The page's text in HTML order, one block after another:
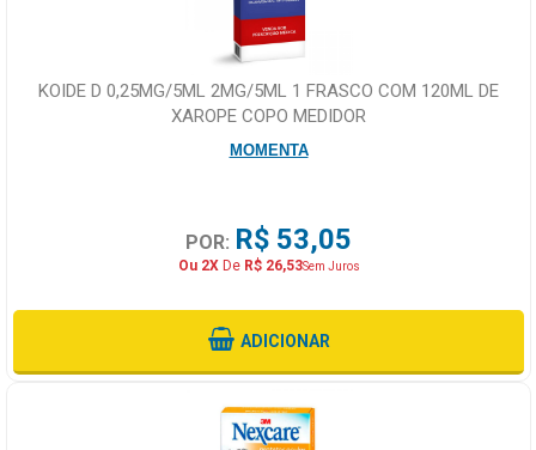
KOIDE D 0,25MG/5ML 2MG/5ML 1 FRASCO COM 120ML DE
XAROPE COPO MEDIDOR
MOMENTA
POR: R$ 53,05
Ou 2XDe R$ 26,53Sem Juros
ADICIONAR